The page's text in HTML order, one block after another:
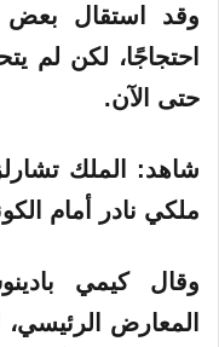
وقد استقال بعض
احتجاجًا، لكن لم
حتى الآن.
شاهد: الملك
ملكي نادر أمام
وقال كيمي
المعارض